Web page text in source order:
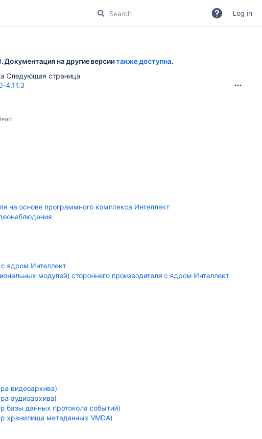
Log in
. Документация на другие версиитакже доступна.
Следующая страница
4.11.3
на основе программного комплекса Интеллект
ядром Интеллект
модулей) стороннего производителя с ядром Интеллект
видеоархива)
аудиоархива)
базы данных протокола событий)
хранилища метаданных VMDA)